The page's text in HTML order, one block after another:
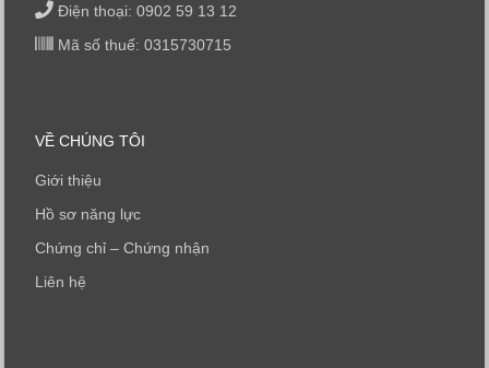
Điện thoại: 0902 59 13 12
Mã số thuế: 0315730715
VỀ CHÚNG TÔI
Giới thiệu
Hồ sơ năng lực
Chứng chỉ – Chứng nhận
Liên hệ